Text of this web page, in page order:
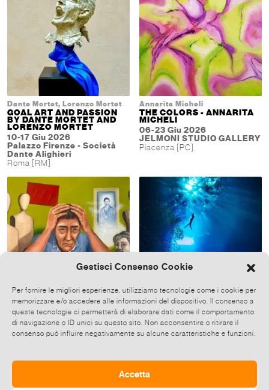
Gestisci Consenso Cookie
Per fornire le migliori esperienze, utilizziamo tecnologie come i cookie per
memorizzare e/o accedere alle informazioni del dispositivo. Il consenso a
queste tecnologie ci permetterà di elaborare dati come il comportamento
di navigazione o ID unici su questo sito. Non acconsentire o ritirare il
consenso può influire negativamente su alcune caratteristiche e funzioni.
Accetta
Dante Mortet, Lorenzo Mortet
GOAL ART AND PASSION
BY DANTE MORTET AND
LORENZO MORTET
10-17 Giu 2026
Palazzo Firenze - Società
Dante Alighieri
Roma [RM]
Annarita Micheli
THE COLORS - ANNARITA
MICHELI
06-23 Giu 2026
JELMONI STUDIO GALLERY
Piacenza [PC]
Riccardo Zancano
MATTER AS THE
LANGUAGE OF THE SOUL
BY RICCARDO ZANCANO
06-18 Giu 2026
OCEAN PRESERVATION
AWARENESS - A
DISCOVERY EXPEDITION
05-28 Giu 2026
« 1 2 3 4 … 164 »